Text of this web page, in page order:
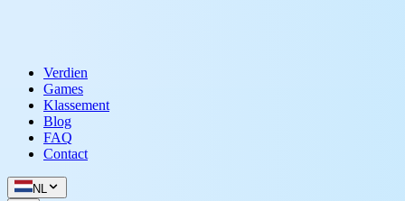
Verdien
Games
Klassement
Blog
FAQ
Contact
NL